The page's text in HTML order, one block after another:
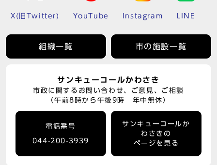
X(旧Twitter) YouTube Instagram LINE
組織一覧 市の施設一覧
サンキューコールかわさき
市政に関するお問い合わせ、ご意見、ご相談
（午前8時から午後9時 年中無休）
電話番号
044-200-3939
サンキューコールか
わさきの
ページを見る